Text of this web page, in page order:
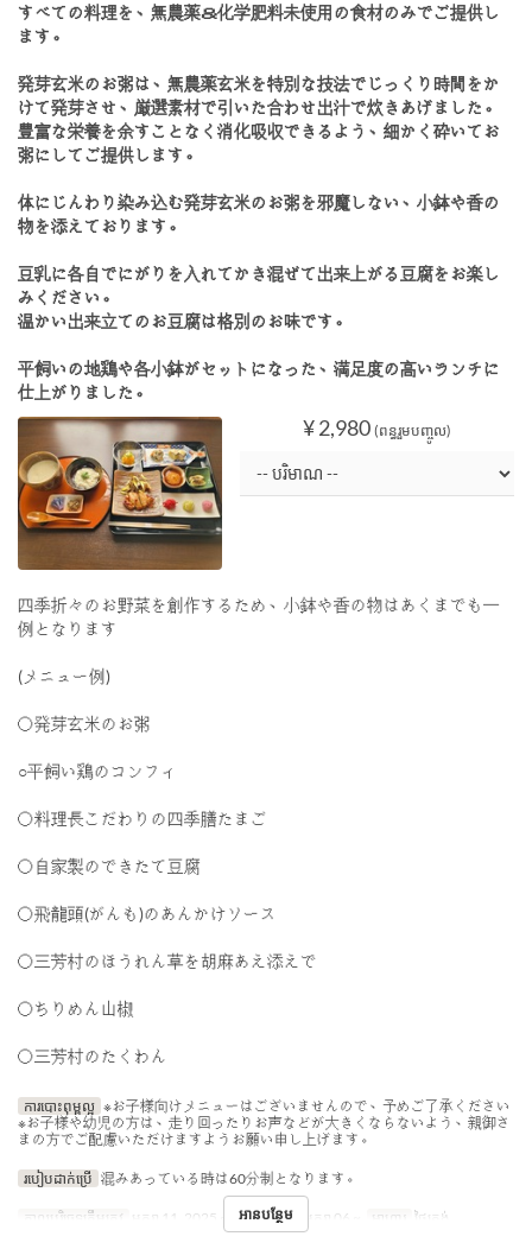
すべての料理を、無農薬＆化学肥料未使用の食材のみでご提供し
ます。
発芽玄米のお粥は、無農薬玄米を特別な技法でじっくり時間をか
けて発芽させ、厳選素材で引いた合わせ出汁で炊きあげました。
豊富な栄養を余すことなく消化吸収できるよう、細かく砕いてお
粥にしてご提供します。
体にじんわり染み込む発芽玄米のお粥を邪魔しない、小鉢や香の
物を添えております。
豆乳に各自でにがりを入れてかき混ぜて出来上がる豆腐をお楽し
みください。
温かい出来立てのお豆腐は格別のお味です。
平飼いの地鶏や各小鉢がセットになった、満足度の高いランチに
仕上がりました。
¥ 2,980 (ពន្ធរួមបញ្ចូល)
四季折々のお野菜を創作するため、小鉢や香の物はあくまでも一
例となります
(メニュー例)
〇発芽玄米のお粥
○平飼い鶏のコンフィ
〇料理長こだわりの四季膳たまご
〇自家製のできたて豆腐
〇飛龍頭(がんも)のあんかけソース
〇三芳村のほうれん草を胡麻あえ添えで
〇ちりめん山椒
〇三芳村のたくわん
ការបោះពុម្ពល្អ ※お子様向けメニューはございませんので、予めご了承ください
※お子様や幼児の方は、走り回ったりお声などが大きくならないよう、親御さ
まの方でご配慮いただけますようお願い申し上げます。
របៀបដាក់ប្រើ 混みあっている時は60分制となります。
កាលបរិច្ឆេទត្រឹមត្រូវ មករា 11, 2025 ~ ធ្នូ 31, 2025, មករា 06 ~ អាហារ ថ្ងៃត្រង់
អានបន្ថែម